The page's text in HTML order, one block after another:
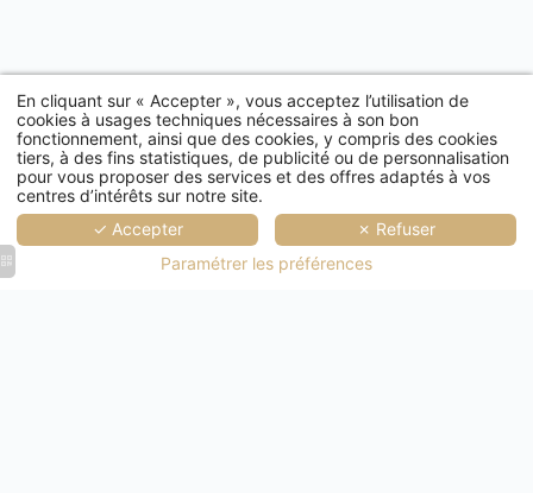
En cliquant sur « Accepter », vous acceptez l’utilisation de
cookies à usages techniques nécessaires à son bon
fonctionnement, ainsi que des cookies, y compris des cookies
tiers, à des fins statistiques, de publicité ou de personnalisation
pour vous proposer des services et des offres adaptés à vos
centres d’intérêts sur notre site.
✓ Accepter
✗ Refuser
Paramétrer les préférences